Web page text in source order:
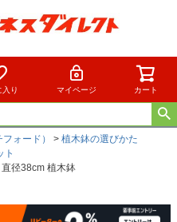
入り マイページ カート
ォード）
植木鉢の選びかた
ト
径38cm 植木鉢